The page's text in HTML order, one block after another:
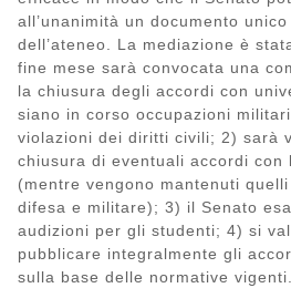
all’unanimità un documento
dell’ateneo. La mediazione è
fine mese sarà convocata una
la chiusura degli accordi con
siano in corso occupazioni
violazioni dei diritti civili; 2) sarà
chiusura di eventuali accordi con
(mentre vengono mantenuti
difesa e militare); 3) il Senato
audizioni per gli studenti; 4) si
pubblicare integralmente gli
sulla base delle normative